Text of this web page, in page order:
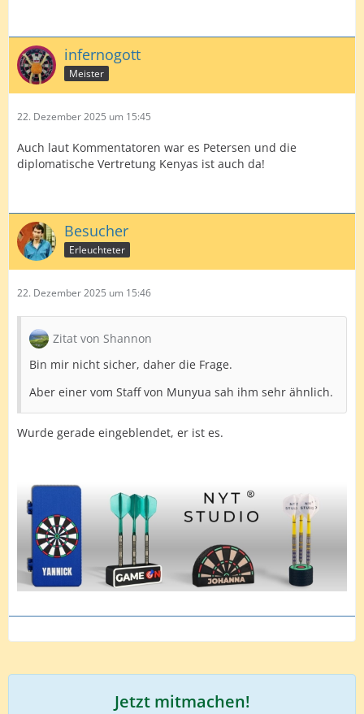
infernogott
Meister
22. Dezember 2025 um 15:45
Auch laut Kommentatoren war es Petersen und die
diplomatische Vertretung Kenyas ist auch da!
Besucher
Erleuchteter
22. Dezember 2025 um 15:46
Zitat von Shannon
Bin mir nicht sicher, daher die Frage.
Aber einer vom Staff von Munyua sah ihm sehr ähnlich.
Wurde gerade eingeblendet, er ist es.
Jetzt mitmachen!